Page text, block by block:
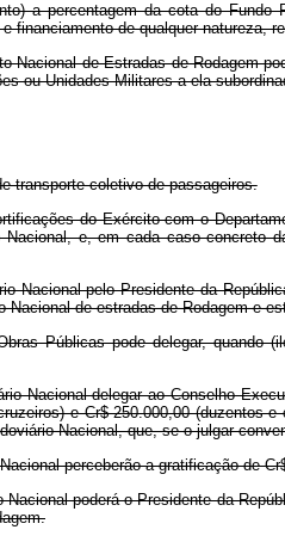
a percentagem da cota do Fundo
financiamento de qualquer
Nacional de Estradas de Rodagem
ou Unidades Militares a ela
transporte coletivo de passageiros.
do Exército com o
e, em cada caso
Nacional pelo Presidente da
de estradas de Rodagem e
Públicas pode delegar, quando
Nacional delegar ao Conselho
e Cr$ 250.000,00 (duzentos
Nacional, que, se o julgar
perceberão a gratificação de
poderá o Presidente da